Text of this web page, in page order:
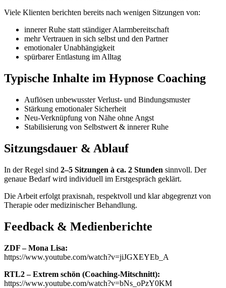
Viele Klienten berichten bereits nach wenigen Sitzungen von:
innerer Ruhe statt ständiger Alarmbereitschaft
mehr Vertrauen in sich selbst und den Partner
emotionaler Unabhängigkeit
spürbarer Entlastung im Alltag
Typische Inhalte im Hypnose Coaching
Auflösen unbewusster Verlust- und Bindungsmuster
Stärkung emotionaler Sicherheit
Neu-Verknüpfung von Nähe ohne Angst
Stabilisierung von Selbstwert & innerer Ruhe
Sitzungsdauer & Ablauf
In der Regel sind 2–5 Sitzungen à ca. 2 Stunden sinnvoll. Der
genaue Bedarf wird individuell im Erstgespräch geklärt.
Die Arbeit erfolgt praxisnah, respektvoll und klar abgegrenzt von
Therapie oder medizinischer Behandlung.
Feedback & Medienberichte
ZDF – Mona Lisa:
https://www.youtube.com/watch?v=jiJGXEYEb_A
RTL2 – Extrem schön (Coaching-Mitschnitt):
https://www.youtube.com/watch?v=bNs_oPzY0KM